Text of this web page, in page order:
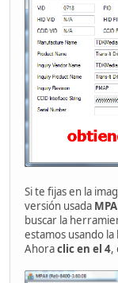
Si te fijas en la
versión usada
buscar la
estamos usando
Ahoraclic en el 4,